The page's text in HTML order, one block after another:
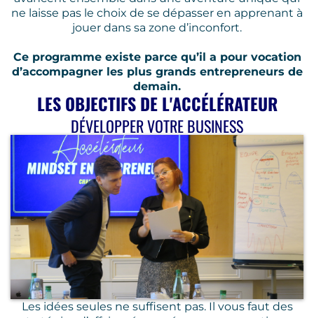
ne laisse pas le choix de se dépasser en apprenant à
jouer dans sa zone d’inconfort.
Ce programme existe parce qu’il a pour vocation
d’accompagner les plus grands entrepreneurs de
demain.
LES OBJECTIFS DE L'ACCÉLÉRATEUR
DÉVELOPPER VOTRE BUSINESS
Les idées seules ne suffisent pas. Il vous faut des